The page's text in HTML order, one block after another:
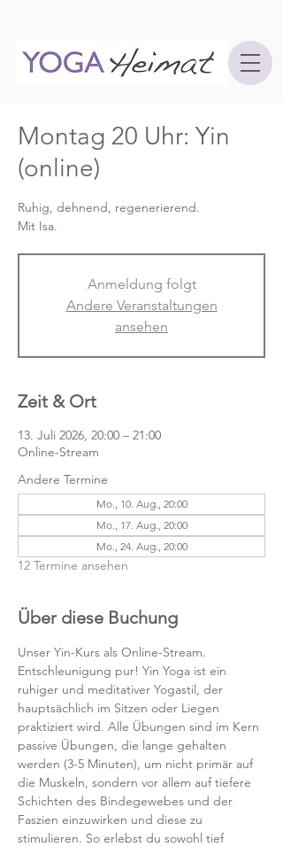
Montag 20 Uhr: Yin
(online)
Ruhig, dehnend, regenerierend.
Mit Isa.
Anmeldung folgt
Andere Veranstaltungen
ansehen
Zeit & Ort
13. Juli 2026, 20:00 – 21:00
Online-Stream
Andere Termine
Mo., 10. Aug., 20:00
Mo., 17. Aug., 20:00
Mo., 24. Aug., 20:00
12 Termine ansehen
Über diese Buchung
Unser Yin-Kurs als Online-Stream.
Entschleunigung pur! Yin Yoga ist ein
ruhiger und meditativer Yogastil, der
hauptsächlich im Sitzen oder Liegen
praktiziert wird. Alle Übungen sind im Kern
passive Übungen, die lange gehalten
werden (3-5 Minuten), um nicht primär auf
die Muskeln, sondern vor allem auf tiefere
Schichten des Bindegewebes und der
Faszien einzuwirken und diese zu
stimulieren. So erlebst du sowohl tief